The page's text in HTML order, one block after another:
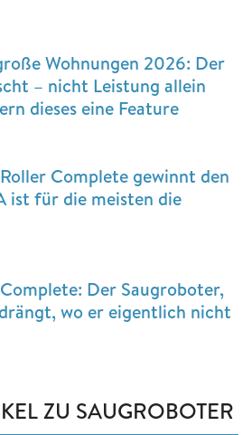
Wohnungen 2026: Der
– nicht Leistung allein
dieses eine Feature
Complete gewinnt den
ist für die meisten die
Der Saugroboter,
wo er eigentlich nicht
ZU SAUGROBOTER